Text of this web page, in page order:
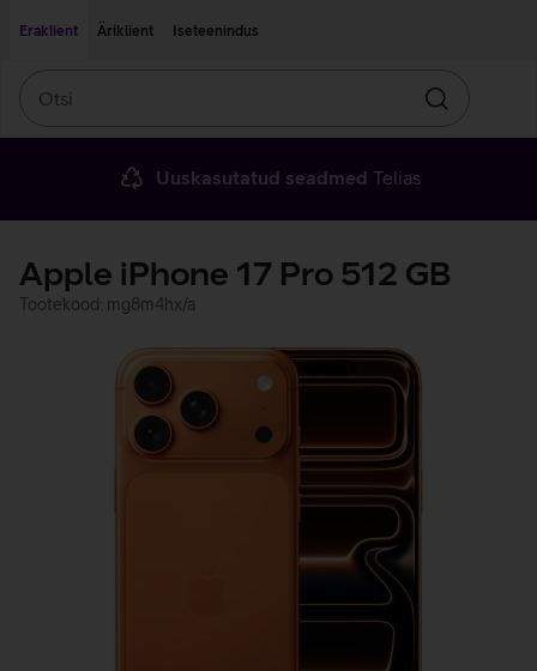
Eraklient
Äriklient Iseteenindus
Otsin
Uuskasutatud seadmed Telias
Apple iPhone 17 Pro 512 GB
Tootekood: mg8m4hx/a